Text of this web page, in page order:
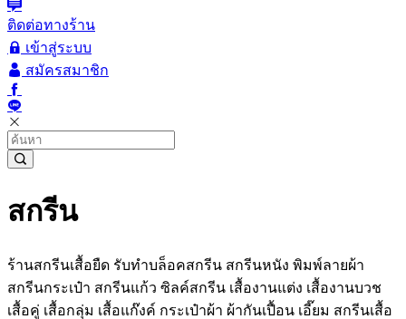
ติดต่อทางร้าน
เข้าสู่ระบบ
สมัครสมาชิก
สกรีน
ร้านสกรีนเสื้อยืด รับทำบล็อคสกรีน สกรีนหนัง พิมพ์ลายผ้า
สกรีนกระเป๋า สกรีนแก้ว ซิลค์สกรีน เสื้องานแต่ง เสื้องานบวช
เสื้อคู่ เสื้อกลุ่ม เสื้อแก๊งค์ กระเป๋าผ้า ผ้ากันเปื้อน เอี๊ยม สกรีนเสื้อ